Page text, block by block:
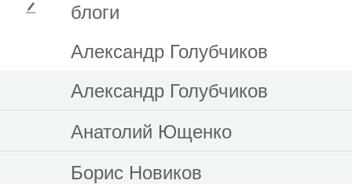
блоги
Александр Голубчиков
Александр Голубчиков
Анатолий Ющенко
Борис Новиков